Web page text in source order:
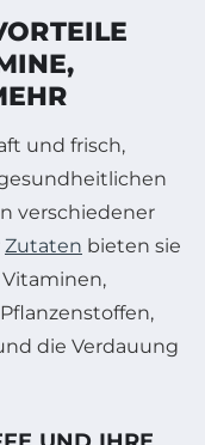
und frisch,
verschiedener
Zutaten bieten sie
die Verdauung